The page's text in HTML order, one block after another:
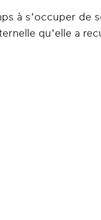
à s’occuper de
qu’elle a